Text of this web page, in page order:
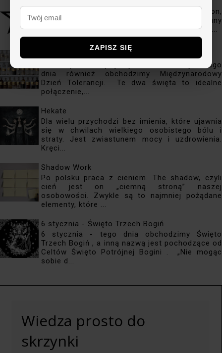
"Termin symbol pochodzi od st.gr. symbolon,
oznaczającego pierwotnie niewielki, rozłamany
na pół przedmiot z metalu, kości, wypalonej g...
16 listopada - Dzień Wiedźmy
16 listopada świętujemy Dzień Wiedźmy. Tego
dnia również obchodzimy Międzynarodowy
Dzień Tolerancji. Te dwa święta to idealne
połączenie,...
Hekate
Dla wielu przychodzi bez imienia, które ujawnia
się w chwilach wielkiego osobistego bólu i
straty. Jest zwiastunem mocy i uzdrowienia.
Kręci...
Shadow Work
Po polsku praca z cieniem. The shadow, czyli
cień jest on „ciemną stroną” naszej
osobowości. Zwykle są to najmniej pożądane
elementy, które ...
6 stycznia - Święto Trzech Bogiń
6 stycznia - tego dnia obchodzimy Święto
Trzech Bogiń , a inną nazwą jest pochodzące od
Celtów Święto Potrójnej Bogini . „Nie mogąc
sobie d...
Wiedza prosto do
skrzynki
ZAPISZ SIĘ